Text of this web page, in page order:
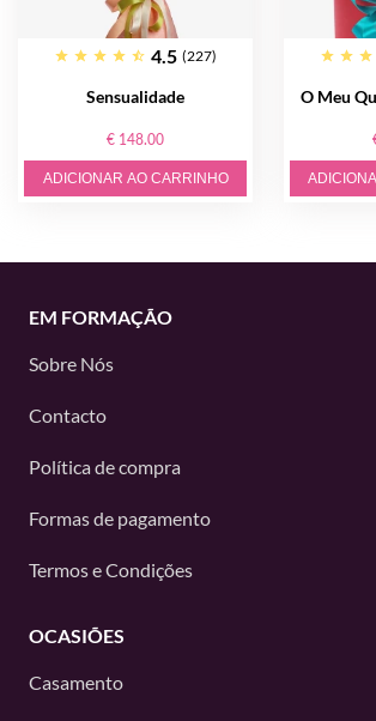
4.5 (227)
Sensualidade
€ 148.00
ADICIONAR AO CARRINHO
O Meu
EM FORMAÇÃO
Sobre Nós
Contacto
Política de compra
Formas de pagamento
Termos e Condições
OCASIÕES
Casamento